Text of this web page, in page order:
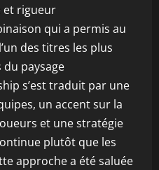
et rigueur
qui a permis au
des titres les plus
paysage
s’est traduit par une
un accent sur la
et une stratégie
plutôt que les
approche a été saluée